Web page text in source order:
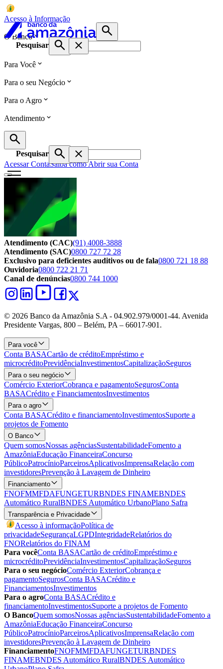
Acesso à Informação
O Banco
Pesquisar
Para Você
Para o seu Negócio
Para o Agro
Atendimento
Pesquisar
Acessar ContaSaiba como Abrir sua Conta
Atendimento (CAC)(91) 4008-3888
Atendimento (SAC)0800 727 72 28
Exclusivo para deficientes auditivos ou de fala0800 721 18 88
Ouvidoria0800 722 21 71
Canal de denúncias0800 744 1000
© 2026 Banco da Amazônia S.A - 04.902.979/0001‐44. Avenida
Presidente Vargas, 800 – Belém, PA – 66017-901.
Para você
Conta BASACartão de créditoEmpréstimo e
microcréditoPrevidênciaInvestimentosCapitalizaçãoSeguros
Para o seu negócio
Comércio ExteriorCobrança e pagamentoSegurosConta
BASACrédito e FinanciamentosInvestimentos
Para o agro
Conta BASACrédito e financiamentoInvestimentosSuporte a
projetos de Fomento
O Banco
Quem somosNossas agênciasSustentabilidadeFomento a
AmazôniaEducação FinanceiraConcurso
PúblicoPatrocínioParceirosAplicativosImprensaRelação com
investidoresPrevenção à Lavagem de Dinheiro
Financiamento
FNOFMMFDAFUNGETURBNDES FINAMEBNDES
Automático RuralBNDES Automático UrbanoPlano Safra
Transparência e Privacidade
Acesso à informaçãoPolítica de
privacidadeSegurançaLGPDIntegridadeRelatórios do
FNORelatórios do FINAM
Para vocêConta BASACartão de créditoEmpréstimo e
microcréditoPrevidênciaInvestimentosCapitalizaçãoSeguros
Para o seu negócioComércio ExteriorCobrança e
pagamentoSegurosConta BASACrédito e
FinanciamentosInvestimentos
Para o agroConta BASACrédito e
financiamentoInvestimentosSuporte a projetos de Fomento
O BancoQuem somosNossas agênciasSustentabilidadeFomento a
AmazôniaEducação FinanceiraConcurso
PúblicoPatrocínioParceirosAplicativosImprensaRelação com
investidoresPrevenção à Lavagem de Dinheiro
FinanciamentoFNOFMMFDAFUNGETURBNDES
FINAMEBNDES Automático RuralBNDES Automático